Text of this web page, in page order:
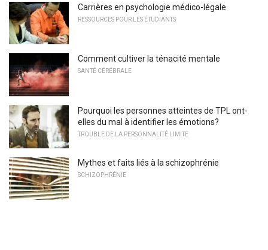
Carrières en psychologie médico-légale
RESSOURCES POUR LES ÉTUDIANTS
Comment cultiver la ténacité mentale
SANTÉ CÉRÉBRALE
Pourquoi les personnes atteintes de TPL ont-
elles du mal à identifier les émotions?
TROUBLE DE LA PERSONNALITÉ LIMITE
Mythes et faits liés à la schizophrénie
SCHIZOPHRÉNIE